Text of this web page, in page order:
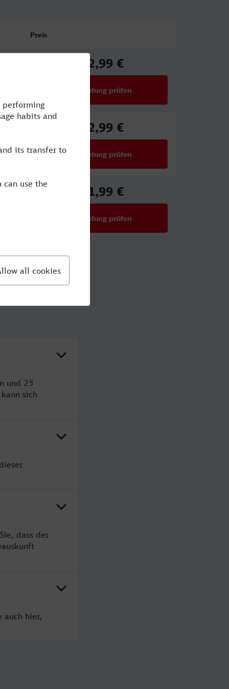
Preis
42,99 €
Verbindung prüfen
42,99 €
Verbindung prüfen
31,99 €
Verbindung prüfen
und 25
sich
dass der
auch hier,